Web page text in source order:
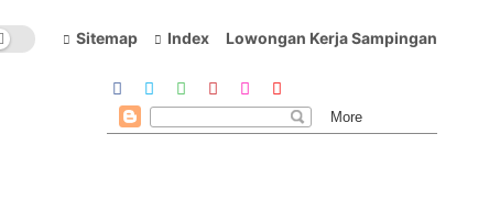
Sitemap Index Lowongan Kerja Sampingan